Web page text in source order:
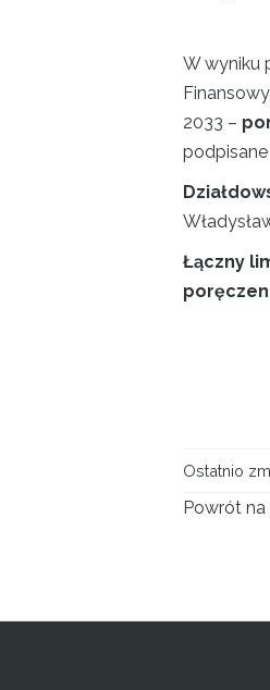
W wyniku
2033 –
Łączny
Ostatnio
Powrót na